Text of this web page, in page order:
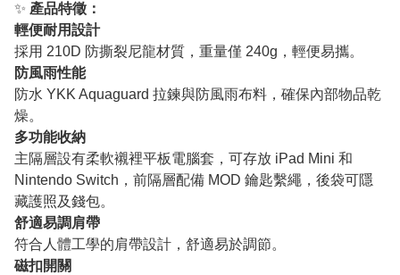
✨ 產品特徵：
輕便耐用設計
採用 210D 防撕裂尼龍材質，重量僅 240g，輕便易攜。
防風雨性能
防水 YKK Aquaguard 拉鍊與防風雨布料，確保內部物品乾
燥。
多功能收納
主隔層設有柔軟襯裡平板電腦套，可存放 iPad Mini 和
Nintendo Switch，前隔層配備 MOD 鑰匙繫繩，後袋可隱
藏護照及錢包。
舒適易調肩帶
符合人體工學的肩帶設計，舒適易於調節。
磁扣開關